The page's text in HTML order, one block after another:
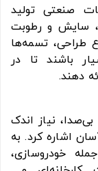
صنعتی تولید
سایش و رطوبت
طراحی، تسمه‌ها
باشند تا در
دهند.
نیاز اندک
اشاره کرد. به
خودروسازی،